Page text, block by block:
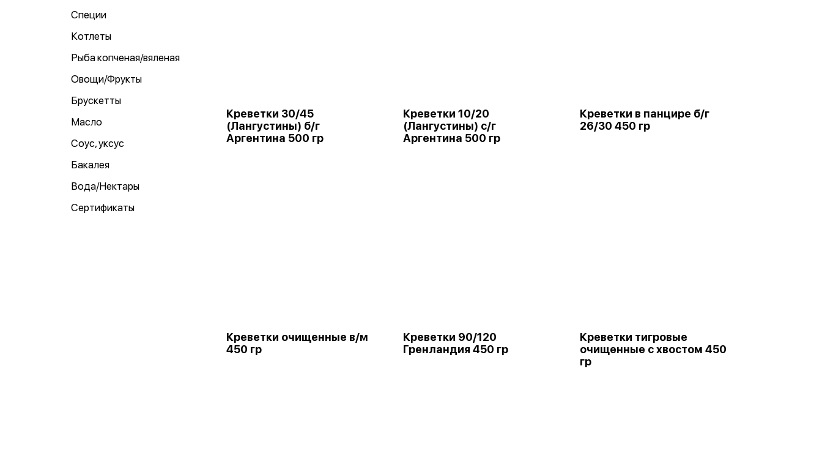
Специи
Котлеты
Рыба копченая/вяленая
Овощи/Фрукты
Брускетты
Масло
Соус, уксус
Бакалея
Вода/Нектары
Сертификаты
Креветки 30/45
(Лангустины) б/г
Аргентина 500 гр
Креветки 10/20
(Лангустины) с/г
Аргентина 500 гр
Креветки в панцире б/г
26/30 450 гр
Креветки очищенные в/м
450 гр
Креветки 90/120
Гренландия 450 гр
Креветки тигровые
очищенные с хвостом 450
гр